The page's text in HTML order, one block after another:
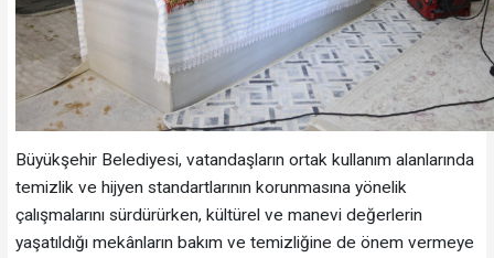
Büyükşehir Belediyesi, vatandaşların ortak kullanım alanlarında
temizlik ve hijyen standartlarının korunmasına yönelik
çalışmalarını sürdürürken, kültürel ve manevi değerlerin
yaşatıldığı mekânların bakım ve temizliğine de önem vermeye